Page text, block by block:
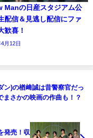
Manの日産スタジアム公
配信＆見逃し配信にファ
歓喜！
月12日
)の楢﨑誠は昔警察官だっ
まさかの映画の作曲も！？
発売！収